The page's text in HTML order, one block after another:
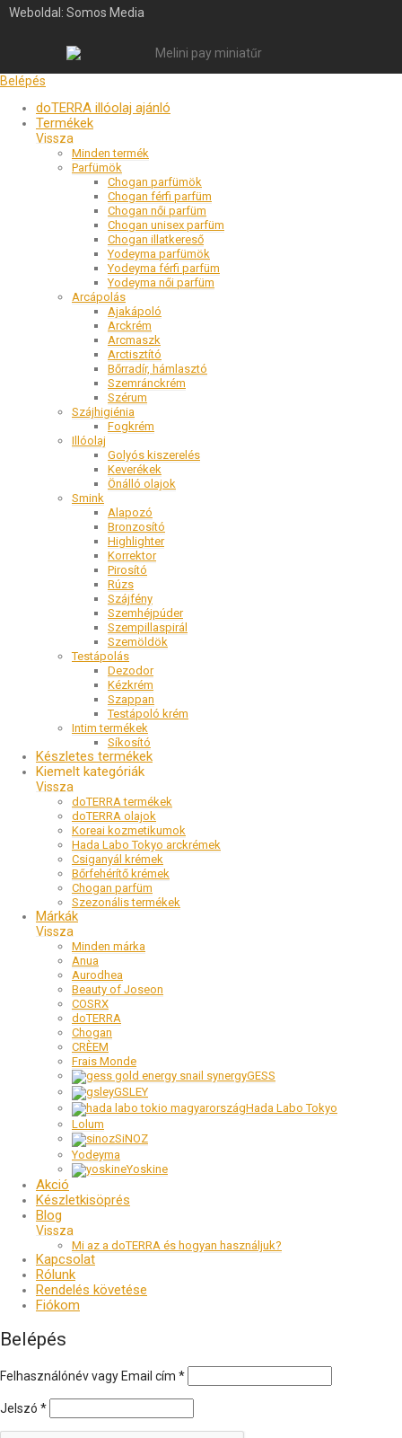
Weboldal: Somos Media
Belépés
doTERRA illóolaj ajánló
Termékek
Minden termék
Parfümök
Chogan parfümök
Chogan férfi parfüm
Chogan női parfüm
Chogan unisex parfüm
Chogan illatkereső
Yodeyma parfümök
Yodeyma férfi parfüm
Yodeyma női parfüm
Arcápolás
Ajakápoló
Arckrém
Arcmaszk
Arctisztító
Bőrradír, hámlasztó
Szemránckrém
Szérum
Szájhigiénia
Fogkrém
Illóolaj
Golyós kiszerelés
Keverékek
Önálló olajok
Smink
Alapozó
Bronzosító
Highlighter
Korrektor
Pirosító
Rúzs
Szájfény
Szemhéjpúder
Szempillaspirál
Szemöldök
Testápolás
Dezodor
Kézkrém
Szappan
Testápoló krém
Intim termékek
Síkosító
Készletes termékek
Kiemelt kategóriák
doTERRA termékek
doTERRA olajok
Koreai kozmetikumok
Hada Labo Tokyo arckrémek
Csiganyál krémek
Bőrfehérítő krémek
Chogan parfüm
Szezonális termékek
Márkák
Minden márka
Anua
Aurodhea
Beauty of Joseon
COSRX
doTERRA
Chogan
CRÈEM
Frais Monde
GESS
GSLEY
Hada Labo Tokyo
Lolum
SiNOZ
Yodeyma
Yoskine
Akció
Készletkisöprés
Blog
Mi az a doTERRA és hogyan használjuk?
Kapcsolat
Rólunk
Rendelés követése
Fiókom
Belépés
Felhasználónév vagy Email cím *
Jelszó *